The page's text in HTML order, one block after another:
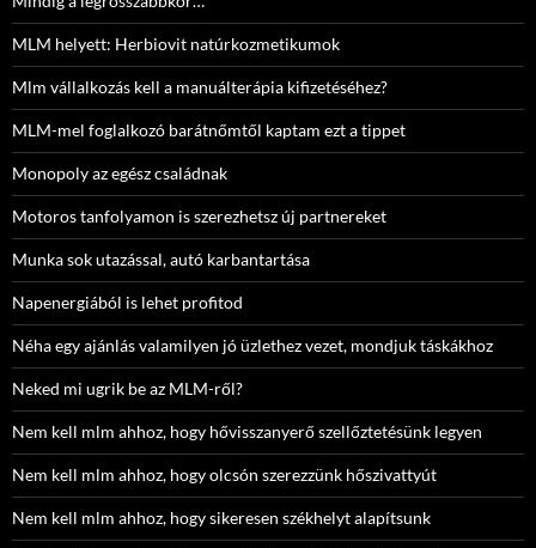
MLM helyett: Herbiovit natúrkozmetikumok
Mlm vállalkozás kell a manuálterápia kifizetéséhez?
MLM-mel foglalkozó barátnőmtől kaptam ezt a tippet
Monopoly az egész családnak
Motoros tanfolyamon is szerezhetsz új partnereket
Munka sok utazással, autó karbantartása
Napenergiából is lehet profitod
Néha egy ajánlás valamilyen jó üzlethez vezet, mondjuk táskákhoz
Neked mi ugrik be az MLM-ről?
Nem kell mlm ahhoz, hogy hővisszanyerő szellőztetésünk legyen
Nem kell mlm ahhoz, hogy olcsón szerezzünk hőszivattyút
Nem kell mlm ahhoz, hogy sikeresen székhelyt alapítsunk